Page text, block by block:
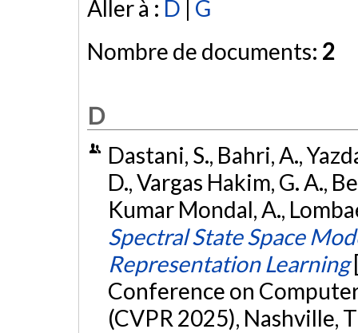
Aller à : D | G
Nombre de documents: 2
D
Dastani, S., Bahri, A.,
D., Vargas Hakim, G. A.,
Kumar Mondal, A.,
Spectral State Space
Representation Learning
Conference on
(CVPR 2025), Nashville,